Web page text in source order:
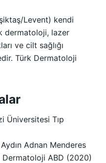
Levent) kendi
dermatoloji, lazer
ve cilt sağlığı
Türk Dermatoloji
Üniversitesi Tıp
Adnan Menderes
Dermatoloji ABD (2020)